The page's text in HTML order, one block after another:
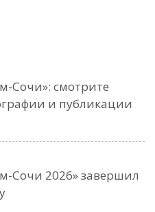
Сочи»: смотрите
и публикации
Сочи 2026» завершил